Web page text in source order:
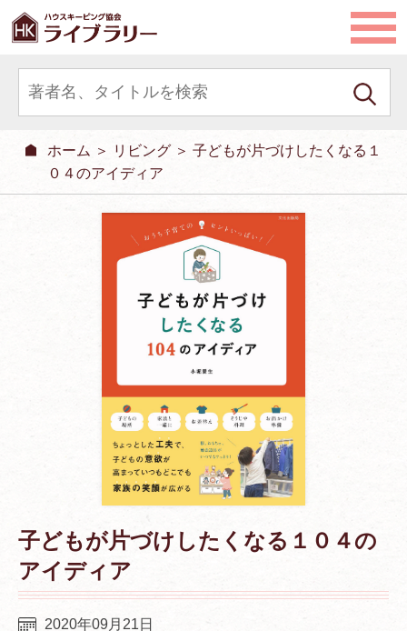
ホーム ＞ リビング ＞ 子どもが片づけしたくなる１
０４のアイディア
子どもが片づけしたくなる１０４の
アイディア
2020年09月21日